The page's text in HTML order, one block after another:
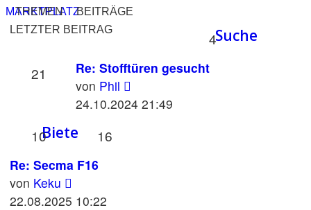
MARKTPLATZ
THEMEN
BEITRÄGE
LETZTER BEITRAG
Suche
4
21
Re: Stofftüren gesucht
von Phil
Beitrag
24.10.2024 21:49
Biete
10 16
Re: Secma F16
von Keku
Beitrag
22.08.2025 10:22